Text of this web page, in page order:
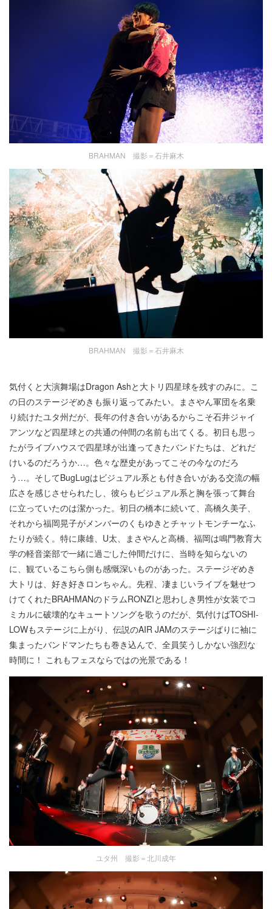
BRAHMAN 撮影＝石井麻木
BRAHMAN 撮影＝石井麻木
気付くと大演舞場はDragon Ashと大トリ四星球を残すのみに。こ
の日のステージぞめきも振り返ってみたい。まさやん軍団を名乗
り続けたユタ州だが、長年の付き合いがあるからこそ石井ジャイ
アンツなど四星球との共通の仲間の名前も出てくる。初日も思っ
たがライブハウスで四星球が出逢ってきたバンドたちは、どれだ
けいるのだろうか…。色々な歴史があってこその今なのだろ
う…。そしてBugLugはビジュアル系とも付き合いがある交流の幅
広さを感じさせられたし、彼らもビジュアル系と胸を張って舞台
に立っていたのは潔かった。初日の橋本に続いて、高橋久美子、
それから福岡晃子がメンバーのくもゆきとチャットモンチーなふ
たりが続く。特に康雄、U太、まさやんと高橋、福岡は鳴門教育大
学の軽音楽部で一緒に過ごした仲間だけに、当時を知らないの
に、観ているこちら側も感慨深いものがあった。ステージぞめき
大トリは、好き好きロンちゃん。先程、凄まじいライブを魅せつ
けてくれたBRAHMANのドラムRONZIと思わしき男性が女装でコ
ミカルに破壊的なキュートソングを歌うのだが、気付けばTOSHI-
LOWもステージに上がり、伝説のAIR JAMのステージばりに袖に
集まったバンドマンたちも巻き込んで、全員笑うしかない強烈な
時間に！ これもフェスならではの光景である！
ユタ州 撮影＝北川成年